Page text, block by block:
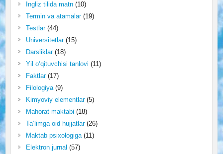
Ingliz tilida matn(10)
Termin va atamalar(19)
Testlar(44)
Universitetlar(15)
Darsliklar(18)
Yil o‘qituvchisi tanlovi (11)
Faktlar(17)
Filologiya(9)
Kimyoviy elementlar(5)
Mahorat maktabi (18)
Ta’limga oid hujjatlar(26)
Maktab psixologiga(11)
Elektron jurnal (57)